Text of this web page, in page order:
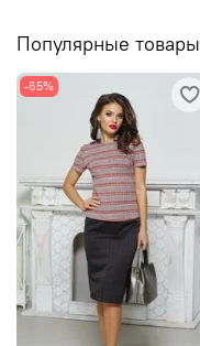
Популярные товары
-65%